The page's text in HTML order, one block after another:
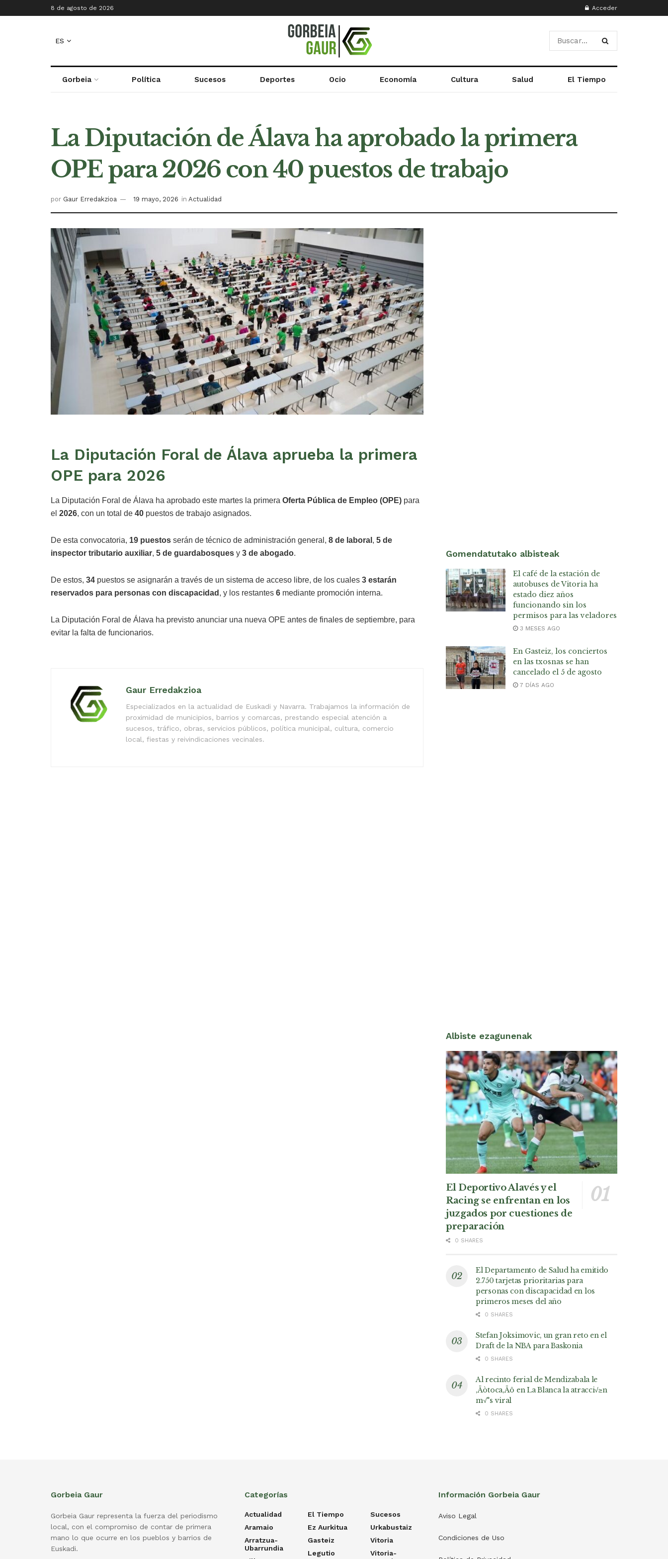
8 de agosto de 2026 Acceder
ES
Gorbeia Política Sucesos Deportes Ocio Economía Cultura Salud El Tiempo
La Diputación de Álava ha aprobado la primera
OPE para 2026 con 40 puestos de trabajo
por Gaur Erredakzioa 19 mayo, 2026 in Actualidad
La Diputación Foral de Álava aprueba la primera
OPE para 2026
La Diputación Foral de Álava ha aprobado este martes la primera Oferta Pública de Empleo (OPE) para
el 2026, con un total de 40 puestos de trabajo asignados.
De esta convocatoria, 19 puestos serán de técnico de administración general, 8 de laboral , 5 de
inspector tributario auxiliar, 5 de guardabosques y 3 de abogado.
De estos, 34 puestos se asignarán a través de un sistema de acceso libre, de los cuales 3 estarán
reservados para personas con discapacidad , y los restantes 6 mediante promoción interna.
La Diputación Foral de Álava ha previsto anunciar una nueva OPE antes de finales de septiembre, para
evitar la falta de funcionarios.
Gaur Erredakzioa
Especializados en la actualidad de Euskadi y Navarra. Trabajamos la información de
proximidad de municipios, barrios y comarcas, prestando especial atención a
sucesos, tráfico, obras, servicios públicos, política municipal, cultura, comercio
local, fiestas y reivindicaciones vecinales.
Gomendatutako albisteak
El café de la estación de
autobuses de Vitoria ha
estado diez años
funcionando sin los
permisos para las veladores
3 MESES AGO
En Gasteiz, los conciertos
en las txosnas se han
cancelado el 5 de agosto
7 DÍAS AGO
Albiste ezagunenak
El Deportivo Alavés y el
Racing se enfrentan en los
juzgados por cuestiones de
preparación
0 SHARES
El Departamento de Salud ha emitido
2.750 tarjetas prioritarias para
personas con discapacidad en los
primeros meses del año
0 SHARES
Stefan Joksimovic, un gran reto en el
Draft de la NBA para Baskonia
0 SHARES
Al recinto ferial de Mendizabala le
‚Äòtoca‚Äô en La Blanca la atracci√≥n
m√°s viral
0 SHARES
Gorbeia Gaur
Gorbeia Gaur representa la fuerza del periodismo
local, con el compromiso de contar de primera
mano lo que ocurre en los pueblos y barrios de
Euskadi.
Categorías
Actualidad
Aramaio
Arratzua-
Ubarrundia
El Tiempo
Ez Aurkitua
Gasteiz
Legutio
Sucesos
Urkabustaiz
Vitoria
Vitoria-
Información Gorbeia Gaur
Aviso Legal
Condiciones de Uso